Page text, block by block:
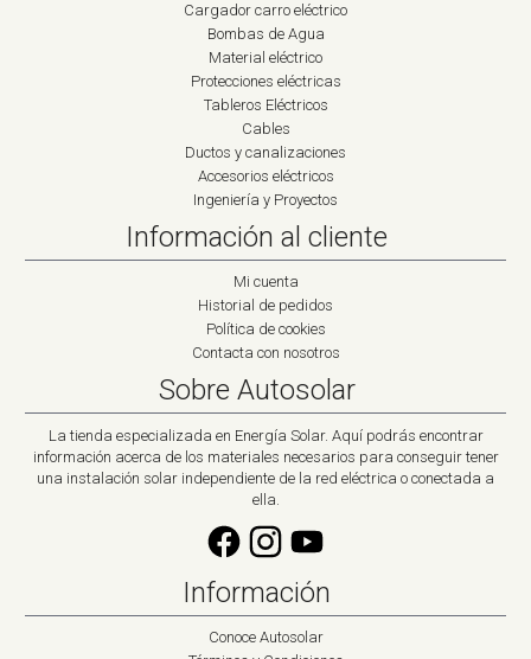
Cargador carro eléctrico
Bombas de Agua
Material eléctrico
Protecciones eléctricas
Tableros Eléctricos
Cables
Ductos y canalizaciones
Accesorios eléctricos
Ingeniería y Proyectos
Información al cliente
Mi cuenta
Historial de pedidos
Política de cookies
Contacta con nosotros
Sobre Autosolar
La tienda especializada en Energía Solar. Aquí podrás encontrar
información acerca de los materiales necesarios para conseguir tener
una instalación solar independiente de la red eléctrica o conectada a
ella.
Información
Conoce Autosolar